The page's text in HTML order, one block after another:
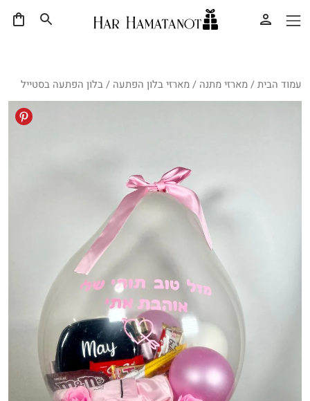
עמוד הבית/מארזי מתנה /מארזי בלון הפתעה / בלון הפתעה בסטייל